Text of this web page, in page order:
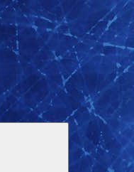
Развернуть
дочернее
меню